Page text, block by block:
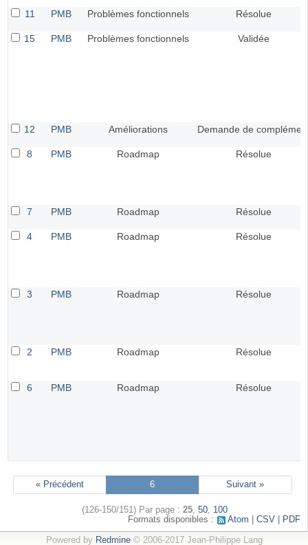
11 PMB Problèmes fonctionnels Résolue
15 PMB Problèmes fonctionnels Validée
12 PMB Améliorations Demande de
8 PMB Roadmap Résolue
7 PMB Roadmap Résolue
4 PMB Roadmap Résolue
3 PMB Roadmap Résolue
2 PMB Roadmap Résolue
6 PMB Roadmap Résolue
« Précédent 6 Suivant »
(126-150/151) Par page : 25, 50, 100
Formats disponibles :
Atom CSV PDF
Powered by Redmine© 2006-2017 Jean-Philippe Lang